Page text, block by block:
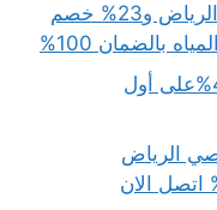
شركة كشف تسربات المياه شرق الرياض و23% خصم
بالضمان 100%
شركة رش دفان بالرياض..خصم40%على أول
الرياض